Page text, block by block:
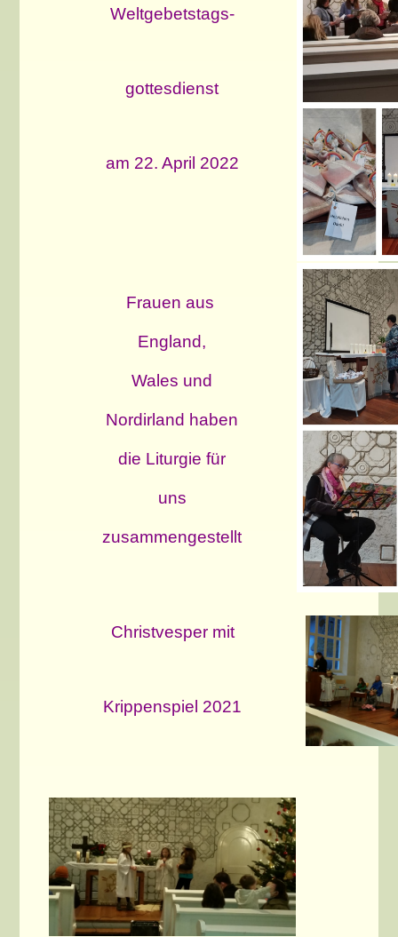
Weltgebetstags-
gottesdienst
am 22. April 2022
Frauen aus
England,
Wales und
Nordirland haben
die Liturgie für
uns
zusammengestellt
Christvesper mit
Krippenspiel 2021